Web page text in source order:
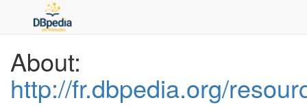
About:
http://fr.dbpedia.org/